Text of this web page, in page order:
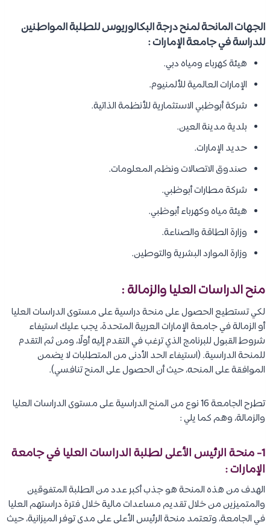
الجهات المانحة لمنح درجة البكالوريوس للطلبة المواطنين
للدراسة في جامعة الإمارات :
هيئة كهرباء ومياه دبي.
الإمارات العالمية للألمنيوم.
شركة أبوظبي الاستثمارية للأنظمة الذاتية.
بلدية مدينة العين.
حديد الإمارات.
صندوق الاتصالات ونظم المعلومات.
شركة مطارات أبوظبي.
هيئة مياه وكهرباء أبوظبي.
وزارة الطاقة والصناعة.
وزارة الموارد البشرية والتوطين.
منح الدراسات العليا والزمالة :
لكي تستطيع الحصول على منحة دراسية على مستوى الدراسات العليا
أو الزمالة في جامعة الإمارات العربية المتحدة، يجب عليك استيفاء
شروط القبول للبرنامج الذي ترغب في التقدم إليه أولًا، ومن ثم التقدم
للمنحة الدراسية. (استيفاء الحد الأدنى من المتطلبات لا يضمن
الموافقة على المنحه، حيث أن الحصول على المنح تنافسي).
تطرح الجامعة 16 نوع من المنح الدراسية على مستوى الدراسات العليا
والزمالة، وهم كما يلي :
1- منحة الرئيس الأعلى لطلبة الدراسات العليا في جامعة
الإمارات :
الهدف من هذه المنحة هو جذب أكبر عدد من الطلبة المتفوقين
والمتميزين من خلال تقديم مساعدات مالية خلال فترة دراستهم العليا
في الجامعة، وتعتمد منحة الرئيس الأعلى على مدى توفر الميزانية، حيث